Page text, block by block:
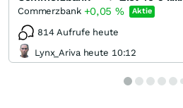
Commerzbank +0,05 % Aktie
814 Aufrufe heute
Lynx_Ariva heute 10:12